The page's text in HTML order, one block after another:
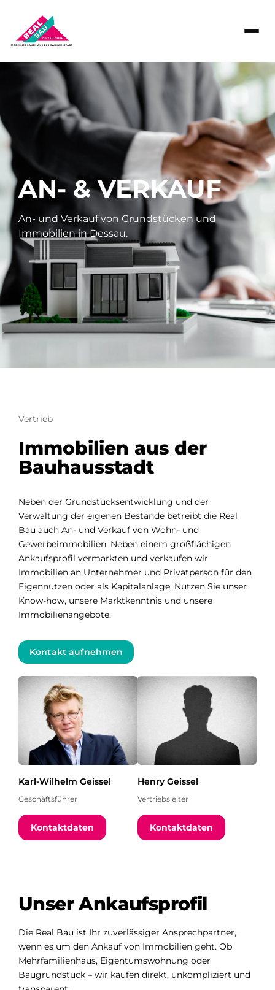
AN- & VERKAUF
An- und Verkauf von Grundstücken und
Immobilien in Dessau.
Vertrieb
Immobilien aus der
Bauhausstadt
Neben der Grundstücksentwicklung und der
Verwaltung der eigenen Bestände betreibt die Real
Bau auch An- und Verkauf von Wohn- und
Gewerbeimmobilien. Neben einem großflächigen
Ankaufsprofil vermarkten und verkaufen wir
Immobilien an Unternehmer und Privatperson für den
Eigennutzen oder als Kapitalanlage. Nutzen Sie unser
Know-how, unsere Marktkenntnis und unsere
Immobilienangebote.
Kontakt aufnehmen
Karl-Wilhelm Geissel
Geschäftsführer
Kontaktdaten
Henry Geissel
Vertriebsleiter
Kontaktdaten
Unser Ankaufsprofil
Die Real Bau ist Ihr zuverlässiger Ansprechpartner,
wenn es um den Ankauf von Immobilien geht. Ob
Mehrfamilienhaus, Eigentumswohnung oder
Baugrundstück – wir kaufen direkt, unkompliziert und